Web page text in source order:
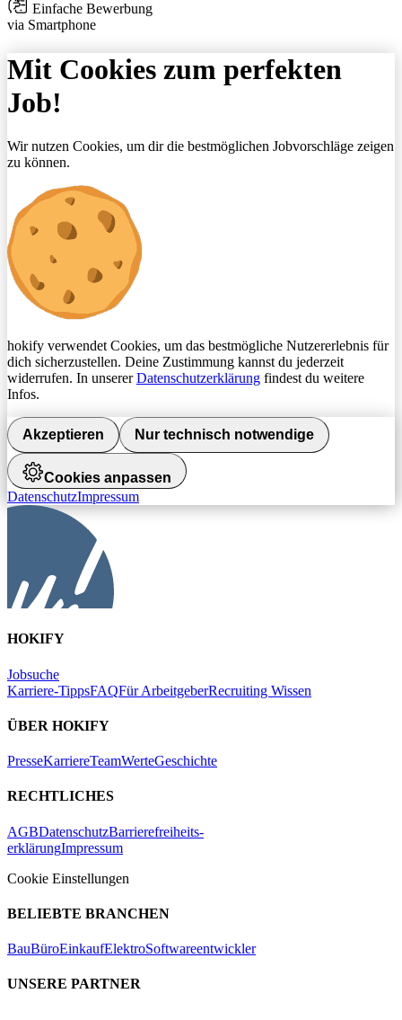
Einfache Bewerbung
via Smartphone
Mit Cookies zum perfekten
Job!
Wir nutzen Cookies, um dir die bestmöglichen Jobvorschläge zeigen
zu können.
hokify verwendet Cookies, um das bestmögliche Nutzererlebnis für
dich sicherzustellen. Deine Zustimmung kannst du jederzeit
widerrufen. In unsererDatenschutzerklärung findest du weitere
Infos.
Akzeptieren Nur technisch notwendige
Cookies anpassen
DatenschutzImpressum
HOKIFY
Jobsuche
Karriere-TippsFAQFür ArbeitgeberRecruiting Wissen
ÜBER HOKIFY
PresseKarriereTeamWerteGeschichte
RECHTLICHES
AGBDatenschutzBarrierefreiheits-
erklärungImpressum
Cookie Einstellungen
BELIEBTE BRANCHEN
BauBüroEinkaufElektroSoftwareentwickler
UNSERE PARTNER